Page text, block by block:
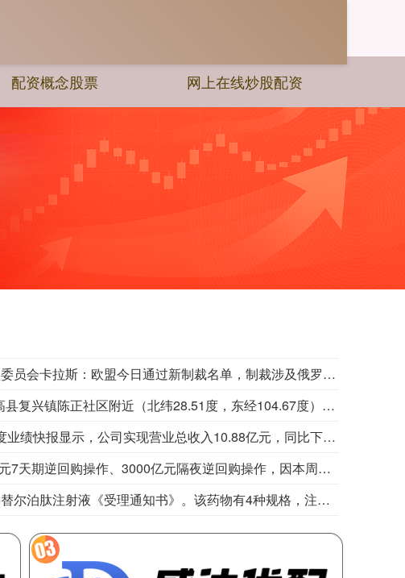
配资概念股票 网上在线炒股配资
欧盟委员会卡拉斯：欧盟今日通过新制裁名单，制裁涉及俄罗斯军工复合体的五名个人。
“高县发布”消息，8月7日13时08分，四川宜宾市高县复兴镇陈正社区附近（北纬28.51度，东经104.67度）发生4.9级地震，震源深度6千米。地震发生后，高县抗震救灾指挥部研究决定，高县“8·3”地震由四级应急响应调整为三级应急响应，各镇及县级相关单位迅速开展抗震救灾工作。
圣晖集成公告，2026年半年度业绩快报显示，公司实现营业总收入10.88亿元，同比下降16.00%；归属于上市公司股东的净利润6987.09万元，同比增长11.86%；归属于上市公司股东的扣除非经常性损益的净利润7051.55万元，同比增长12.51%。基本每股收益0.70元。营业收入下降主要因境外部分在建项目进入竣工结算阶段，新承接项目处于前期施工阶段，本期认列收入减少。
Wind数据显示，本周央行公开市场开展了1165亿元7天期逆回购操作、3000亿元隔夜逆回购操作，因本周有21420亿元逆回购到期，本周实现净回笼17255亿元。此外，本周有3000亿元91天期买断式逆回购到期，央行开展了5000亿元92天期买断式逆回购操作。下周央行公开市场将有1165亿元逆回购到期，其中下周一至下周五分别到期630亿元、465亿元、50亿元、10亿元、10亿元。此外，下周五将有10000亿元182天期买断式逆回购到期。
翰宇药业公告称，近日收到国家药监局签发的替尔泊肽注射液《受理通知书》。该药物有4种规格，注册分类为化学药品4类，适用于2型糖尿病、长期体重管理、阻塞性睡眠呼吸暂停。替尔泊肽是GLP - 1R/GIPR双靶点激动剂，全球无仿制药上市，2025年全球销售额约365.07亿美元。翰宇药业为国内首家提出上市许可申请的企业。药品上市及销售存在不确定性，提醒投资者注意风险。